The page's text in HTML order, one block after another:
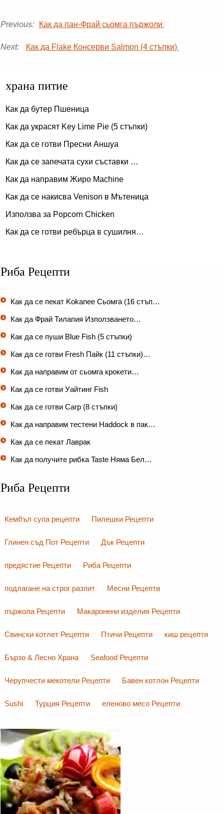
Previous: Как да пан-Фрай сьомга пържоли
Next: Как да Flake Консерви Salmon (4 стъпки)
храна питие
Как да бутер Пшеница
Как да украсят Key Lime Pie (5 стъпки)
Как да се готви Пресни Аншуа
Как да се запечата сухи съставки …
Как да направим Жиро Machine
Как да се накисва Venison в Мътеница
Използва за Popcorn Chicken
Как да се готви ребърца в сушилня…
Риба Рецепти
Как да се пекат Kokanee Сьомга (16 стъп…
Как да Фрай Тилапия Използването…
Как да се пуши Blue Fish (5 стъпки)
Как да се готви Fresh Пайк (11 стъпки)…
Как да направим от сьомга крокети…
Как да се готви Уайтинг Fish
Как да се готви Carp (8 стъпки)
Как да направим тестени Haddock в пак…
Как да се пекат Лаврак
Как да получите рибка Taste Няма Бел…
Риба Рецепти
Кембъл супа рецепти Пилешки Рецепти
Глинен съд Пот Рецепти Дък Рецепти
предястие Рецепти Риба Рецепти
подлагане на строг разпит Месни Рецепти
пържола Рецепти Макаронени изделия Рецепти
Свински котлет Рецепти Птичи Рецепти киш рецепти
Бързо & Лесно Храна Seafood Рецепти
Черупчести мекотели Рецепти Бавен котлон Рецепти
Sushi Турция Рецепти еленово месо Рецепти